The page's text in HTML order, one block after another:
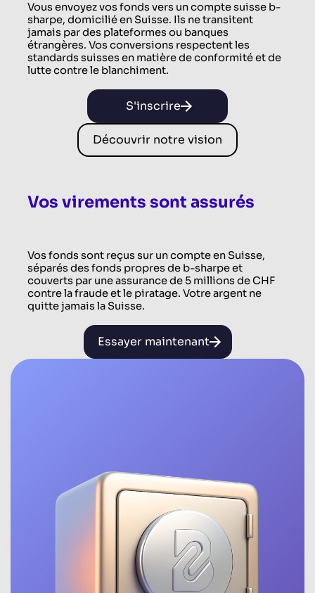
Vous envoyez vos fonds vers un compte suisse b-
sharpe, domicilié en Suisse. Ils ne transitent
jamais par des plateformes ou banques
étrangères. Vos conversions respectent les
standards suisses en matière de conformité et de
lutte contre le blanchiment.
S'inscrire
Découvrir notre vision
Vos virements sont assurés
Vos fonds sont reçus sur un compte en Suisse,
séparés des fonds propres de b-sharpe et
couverts par une assurance de 5 millions de CHF
contre la fraude et le piratage. Votre argent ne
quitte jamais la Suisse.
Essayer maintenant